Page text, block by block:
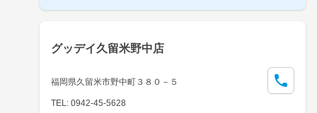
グッデイ久留米野中店
福岡県久留米市野中町３８０－５
TEL: 0942-45-5628